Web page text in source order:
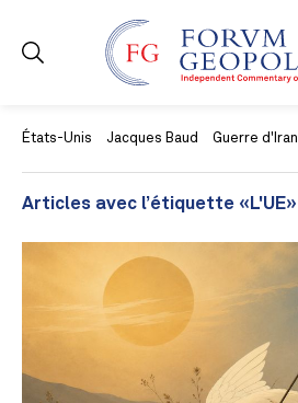
États-Unis Jacques Baud Guerre d'Iran
Articles avec l’étiquette «L'UE»